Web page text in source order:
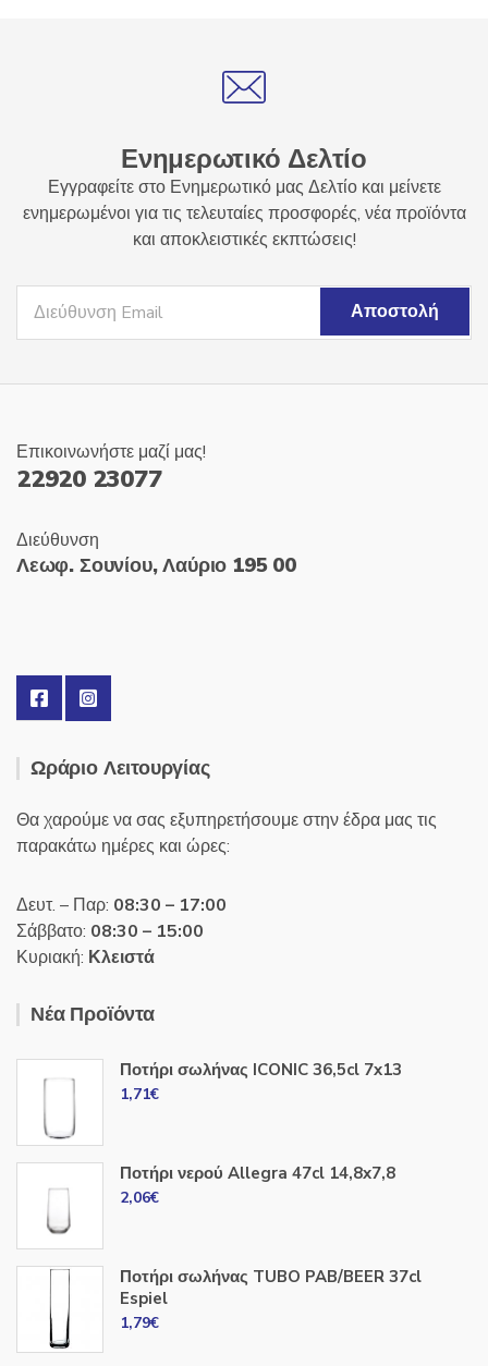
Ενημερωτικό Δελτίο
Εγγραφείτε στο Ενημερωτικό μας Δελτίο και μείνετε
ενημερωμένοι για τις τελευταίες προσφορές, νέα προϊόντα
και αποκλειστικές εκπτώσεις!
Επικοινωνήστε μαζί μας!
22920 23077
Διεύθυνση
Λεωφ. Σουνίου, Λαύριο 195 00
Ωράριο Λειτουργίας
Θα χαρούμε να σας εξυπηρετήσουμε στην έδρα μας τις
παρακάτω ημέρες και ώρες:
Δευτ. – Παρ: 08:30 – 17:00
Σάββατο: 08:30 – 15:00
Κυριακή: Κλειστά
Νέα Προϊόντα
Ποτήρι σωλήνας ICONIC 36,5cl 7x13
1,71€
Ποτήρι νερού Allegra 47cl 14,8x7,8
2,06€
Ποτήρι σωλήνας TUBO PAB/BEER 37cl
Espiel
1,79€